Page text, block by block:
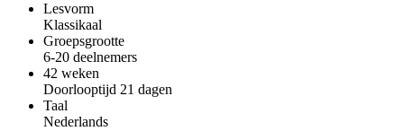
Lesvorm
Klassikaal
Groepsgrootte
6-20 deelnemers
42 weken
Doorlooptijd 21 dagen
Taal
Nederlands